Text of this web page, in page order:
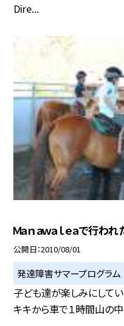
Dire...
Ｍａｎａｗａｌｅａで行わ
公開日 2010/08/01
発達障害サマープログラム
子ども達が楽しみにして
キキから車で１時間山の